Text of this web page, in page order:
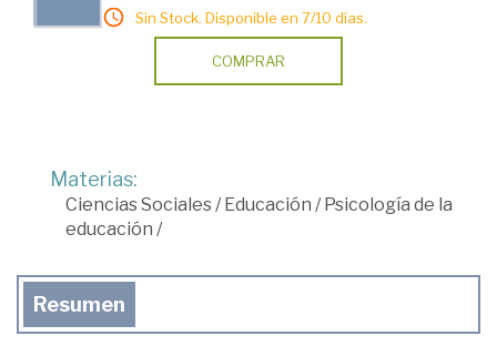
Sin Stock. Disponible en 7/10 días.
COMPRAR
Materias:
Ciencias Sociales/ Educación / Psicología de la
educación /
Resumen